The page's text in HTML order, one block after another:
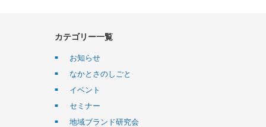
カテゴリー一覧
お知らせ
なかとさのしごと
イベント
セミナー
地域ブランド研究会